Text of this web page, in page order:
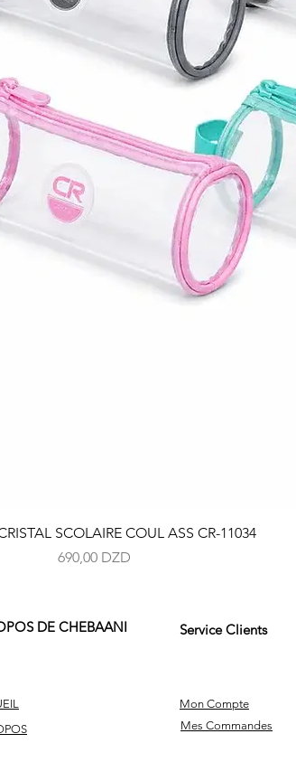
Aperçu rapide
SCOLAIRE COUL ASS CR-11034
Prix
690,00 DZD
DE CHEBAANI Service Clients
Mon Compte
Mes Commandes